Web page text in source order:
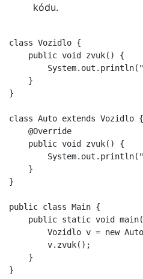
kódu.
class Vozidlo {
    public void zvuk() {
    }
}
class Auto extends Vozidlo {
    @Override
    public void zvuk() {
    }
}
public class Main {
public static void
Vozidlo v = new
        v.zvuk();
    }
}